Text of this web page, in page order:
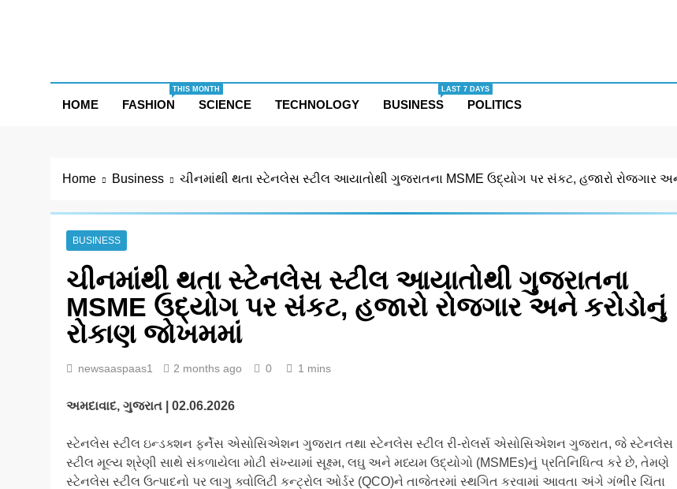
HOME FASHION
THIS MONTH
SCIENCE TECHNOLOGY BUSINESS
LAST 7 DAYS
POLITICS
Home Business ચીનમાંથી થતા સ્ટેનલેસ સ્ટીલ આયાતોથી ગુજરાતના MSME ઉદ્યોગ પર સંકટ, હજારો રોજગાર
BUSINESS
ચીનમાંથી થતા સ્ટેનલેસ સ્ટીલ આયાતોથી ગુજરાતના
MSME ઉદ્યોગ પર સંકટ, હજારો રોજગાર અને કરોડોનું
રોકાણ જોખમમાં
newsaaspaas1 2 months ago 0 1 mins
અમદાવાદ, ગુજરાત | 02.06.2026
સ્ટેનલેસ સ્ટીલ ઇન્ડક્શન ફર્નેસ એસોસિએશન ગુજરાત તથા સ્ટેનલેસ સ્ટીલ રી-રોલર્સ એસોસિએશન ગુજરાત, જે સ્ટેનલેસ
સ્ટીલ મૂલ્ય શ્રેણી સાથે સંકળાયેલા મોટી સંખ્યામાં સૂક્ષ્મ, લઘુ અને મધ્યમ ઉદ્યોગો (MSMEs)નું પ્રતિનિધિત્વ કરે છે, તેમણે
સ્ટેનલેસ સ્ટીલ ઉત્પાદનો પર લાગુ ક્વોલિટી કન્ટ્રોલ ઓર્ડર (QCO)ને તાજેતરમાં સ્થગિત કરવામાં આવતા અંગે ગંભીર ચિંતા